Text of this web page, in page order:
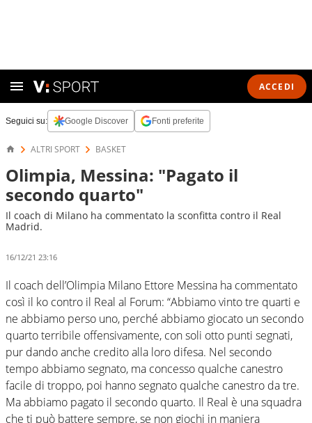
ACCEDI
Seguici su: Google Discover Fonti preferite
ALTRI SPORT BASKET
Olimpia, Messina: "Pagato il
secondo quarto"
Il coach di Milano ha commentato la sconfitta contro il Real
Madrid.
16/12/21 23:16
Il coach dell’Olimpia Milano Ettore Messina ha commentato
così il ko contro il Real al Forum: “Abbiamo vinto tre quarti e
ne abbiamo perso uno, perché abbiamo giocato un secondo
quarto terribile offensivamente, con soli otto punti segnati,
pur dando anche credito alla loro difesa. Nel secondo
tempo abbiamo segnato, ma concesso qualche canestro
facile di troppo, poi hanno segnato qualche canestro da tre.
Ma abbiamo pagato il secondo quarto. Il Real è una squadra
che ti può battere sempre, se non giochi in maniera